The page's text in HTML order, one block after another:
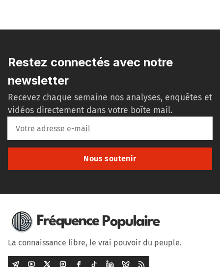
Restez connectés avec notre
newsletter
Recevez chaque semaine nos analyses, enquêtes et
vidéos directement dans votre boîte mail.
Nous soutenir
La connaissance libre, le vrai pouvoir du peuple.